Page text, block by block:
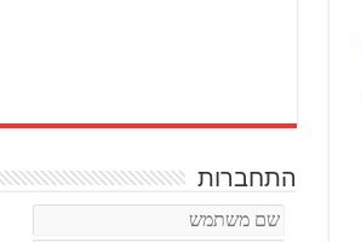
התחברות